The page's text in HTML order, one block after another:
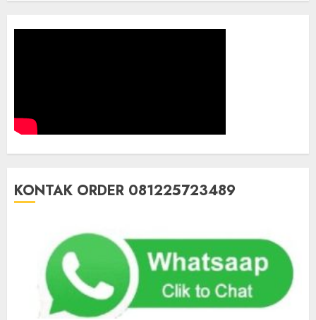
KONTAK ORDER 081225723489